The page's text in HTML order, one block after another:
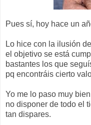
Pues sí, hoy hace un
Lo hice con la ilusión
el objetivo se está
bastantes los que
pq encontráis cierto
Yo me lo paso muy
no disponer de todo el
tan dispares.